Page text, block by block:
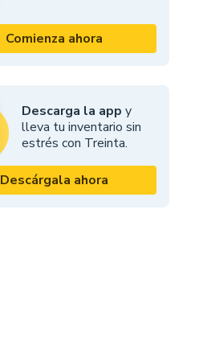
Comienza ahora
Descarga la app y
lleva tu inventario sin
estrés con Treinta.
Descárgala ahora